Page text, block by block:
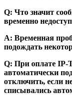
Q: Что значит
временно
А: Временная
подождать
Q: При оплате IP-
автоматически
отключить, если
списывались